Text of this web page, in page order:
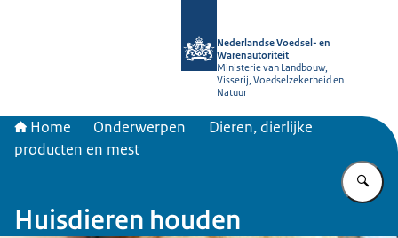
Nederlandse Voedsel- en
Warenautoriteit
Ministerie van Landbouw,
Visserij, Voedselzekerheid en
Natuur
Home Onderwerpen
Dieren, dierlijke
producten en mest
Huisdieren houden